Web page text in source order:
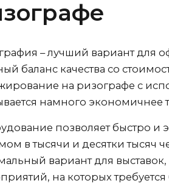
– лучший вариант для
баланс качества со
на ризографе с
намного
позволяет быстро и
в тысячи и десятки тысяч
вариант для
на которых